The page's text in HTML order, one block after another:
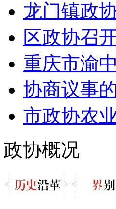
龙门镇政
区政协召
重庆市渝
协商议事
市政协农
政协概况